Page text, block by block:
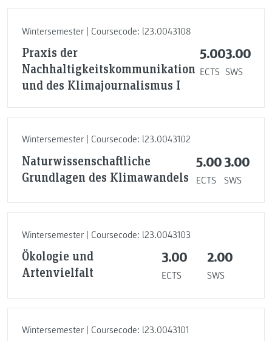
Wintersemester | Coursecode: l23.0043108
Praxis der
Nachhaltigkeitskommunikation
und des Klimajournalismus I
5.00
ECTS
3.00
SWS
Wintersemester | Coursecode: l23.0043102
Naturwissenschaftliche
Grundlagen des Klimawandels
5.00
ECTS
3.00
SWS
Wintersemester | Coursecode: l23.0043103
Ökologie und
Artenvielfalt
3.00
ECTS
2.00
SWS
Wintersemester | Coursecode: l23.0043101